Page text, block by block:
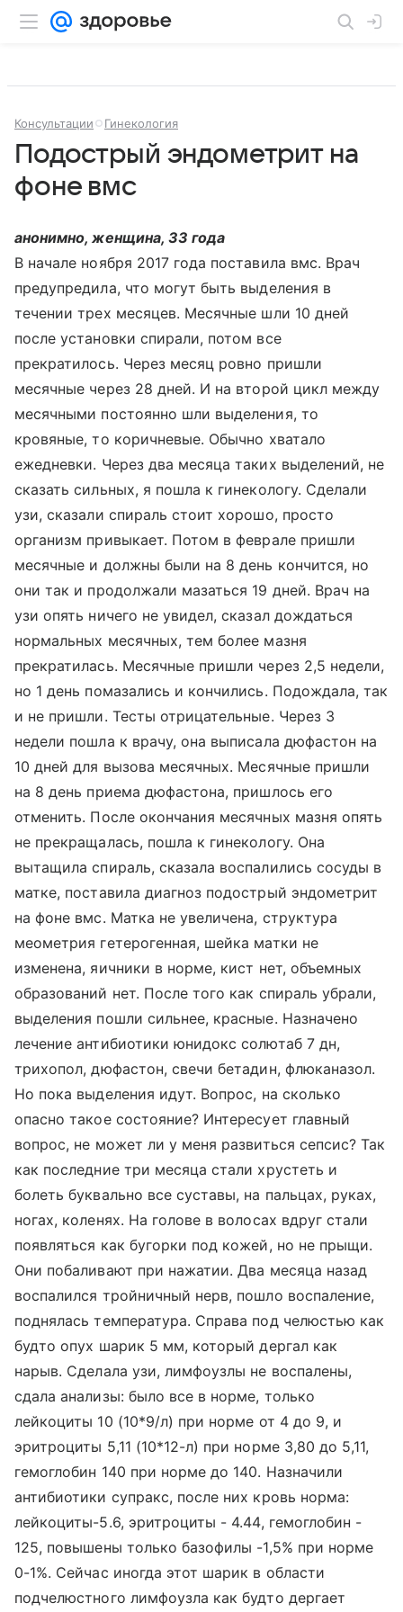
Консультации Гинекология
Подострый эндометрит на
фоне вмс
анонимно, женщина, 33 года
В начале ноября 2017 года поставила вмс. Врач
предупредила, что могут быть выделения в
течении трех месяцев. Месячные шли 10 дней
после установки спирали, потом все
прекратилось. Через месяц ровно пришли
месячные через 28 дней. И на второй цикл между
месячными постоянно шли выделения, то
кровяные, то коричневые. Обычно хватало
ежедневки. Через два месяца таких выделений, не
сказать сильных, я пошла к гинекологу. Сделали
узи, сказали спираль стоит хорошо, просто
организм привыкает. Потом в феврале пришли
месячные и должны были на 8 день кончится, но
они так и продолжали мазаться 19 дней. Врач на
узи опять ничего не увидел, сказал дождаться
нормальных месячных, тем более мазня
прекратилась. Месячные пришли через 2,5 недели,
но 1 день помазались и кончились. Подождала, так
и не пришли. Тесты отрицательные. Через 3
недели пошла к врачу, она выписала дюфастон на
10 дней для вызова месячных. Месячные пришли
на 8 день приема дюфастона, пришлось его
отменить. После окончания месячных мазня опять
не прекращалась, пошла к гинекологу. Она
вытащила спираль, сказала воспалились сосуды в
матке, поставила диагноз подострый эндометрит
на фоне вмс. Матка не увеличена, структура
меометрия гетерогенная, шейка матки не
изменена, яичники в норме, кист нет, объемных
образований нет. После того как спираль убрали,
выделения пошли сильнее, красные. Назначено
лечение антибиотики юнидокс солютаб 7 дн,
трихопол, дюфастон, свечи бетадин, флюканазол.
Но пока выделения идут. Вопрос, на сколько
опасно такое состояние? Интересует главный
вопрос, не может ли у меня развиться сепсис? Так
как последние три месяца стали хрустеть и
болеть буквально все суставы, на пальцах, руках,
ногах, коленях. На голове в волосах вдруг стали
появляться как бугорки под кожей, но не прыщи.
Они побаливают при нажатии. Два месяца назад
воспалился тройничный нерв, пошло воспаление,
поднялась температура. Справа под челюстью как
будто опух шарик 5 мм, который дергал как
нарыв. Сделала узи, лимфоузлы не воспалены,
сдала анализы: было все в норме, только
лейкоциты 10 (10*9/л) при норме от 4 до 9, и
эритроциты 5,11 (10*12-л) при норме 3,80 до 5,11,
гемоглобин 140 при норме до 140. Назначили
антибиотики супракс, после них кровь норма:
лейкоциты-5.6, эритроциты - 4.44, гемоглобин -
125, повышены только базофилы -1,5% при норме
0-1%. Сейчас иногда этот шарик в области
подчелюстного лимфоузла как будто дергает